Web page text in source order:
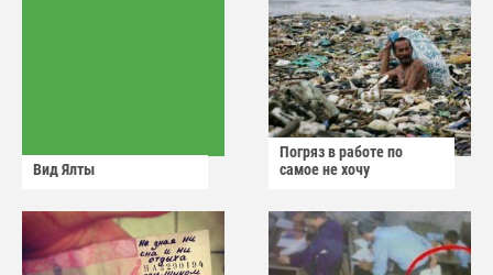
Вид Ялты
Погряз в работе по
самое не хочу